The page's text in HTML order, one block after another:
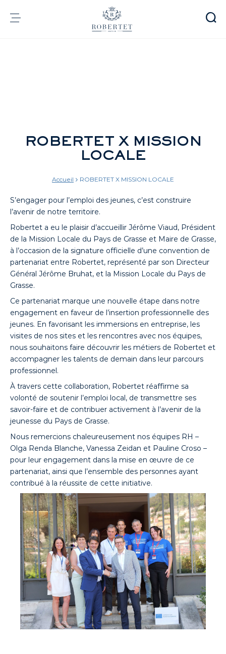
Informations financières
e-Robertet
ROBERTET X MISSION
LOCALE
Accueil ROBERTET X MISSION LOCALE
S’engager pour l’emploi des jeunes, c’est construire
l’avenir de notre territoire.
Robertet a eu le plaisir d’accueillir Jérôme Viaud, Président
de la Mission Locale du Pays de Grasse et Maire de Grasse,
à l’occasion de la signature officielle d’une convention de
partenariat entre Robertet, représenté par son Directeur
Général Jérôme Bruhat, et la Mission Locale du Pays de
Grasse.
Ce partenariat marque une nouvelle étape dans notre
engagement en faveur de l’insertion professionnelle des
jeunes. En favorisant les immersions en entreprise, les
visites de nos sites et les rencontres avec nos équipes,
nous souhaitons faire découvrir les métiers de Robertet et
accompagner les talents de demain dans leur parcours
professionnel.
À travers cette collaboration, Robertet réaffirme sa
volonté de soutenir l’emploi local, de transmettre ses
savoir-faire et de contribuer activement à l’avenir de la
jeunesse du Pays de Grasse.
Nous remercions chaleureusement nos équipes RH –
Olga Renda Blanche, Vanessa Zeidan et Pauline Croso –
pour leur engagement dans la mise en œuvre de ce
partenariat, ainsi que l’ensemble des personnes ayant
contribué à la réussite de cette initiative.
Panneau de gestion des cookies